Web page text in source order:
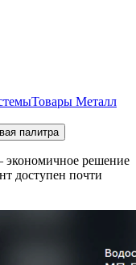
Товары Металл
палитра
экономичное решение
доступен почти